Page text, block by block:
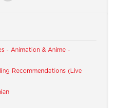
- Animation & Anime -
Recommendations (Live